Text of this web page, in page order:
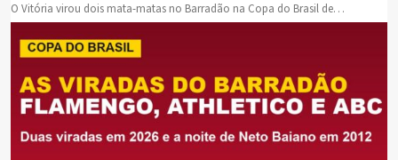
O Vitória virou dois mata-matas no Barradão na Copa do Brasil de…